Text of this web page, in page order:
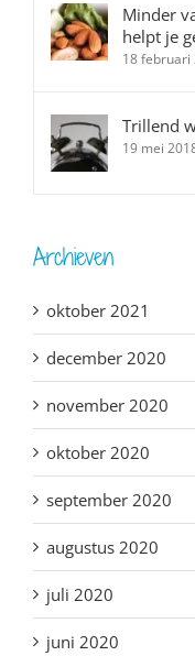
Minder
helpt je
18 februari
Trillend
19 mei
Archieven
oktober 2021
december 2020
november 2020
oktober 2020
september 2020
augustus 2020
juli 2020
juni 2020